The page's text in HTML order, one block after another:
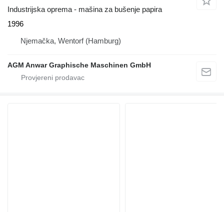
Industrijska oprema - mašina za bušenje papira
1996
Njemačka, Wentorf (Hamburg)
AGM Anwar Graphische Maschinen GmbH